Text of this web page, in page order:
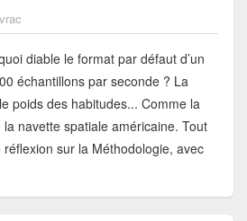
diable le format par défaut d’un
échantillons par seconde ? La
poids des habitudes... Comme la
navette spatiale américaine. Tout
sur la Méthodologie, avec